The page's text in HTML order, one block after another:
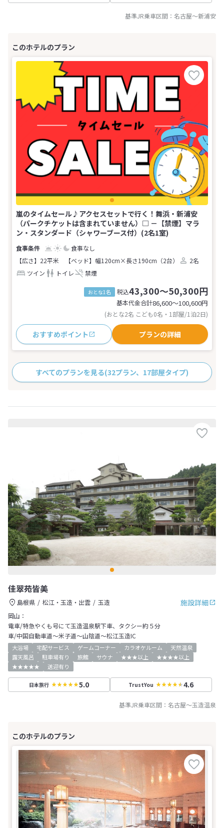
基準JR乗車区間： 名古屋～新浦安
嵐のタイムセール♪アクセスセットで行く！舞浜・新浦安
（パークチケットは含まれていません）□ －【禁煙】マラ
ン・スタンダード（シャワーブース付）(2名1室)
食事なし
【広さ】22平米
【ベッド】幅120cm×長さ190cm（2台）
2名
ツイン
トイレ 禁煙
おとな1名 税込43,300～50,300円
基本代金合計86,600〜100,600円
(おとな2名 こども0名・1部屋/1泊2日)
おすすめポイント プランの詳細
すべてのプランを見る(32プラン、17部屋タイプ)
佳翠苑皆美
施設詳細
島根県 松江・玉造・出雲
玉造
岡山：
電車/特急やくも号にて玉造温泉駅下車、タクシー約５分
車/中国自動車道～米子道～山陰道～松江玉造IC
大浴場 宅配サービス ゲームコーナー カラオケルーム
天然温泉
露天風呂
駐車場有り 旅館 サウナ ★★★以上
★★★★以上
★★★★★
送迎有り
日本旅行 5.0 TrustYou 4.6
基準JR乗車区間： 名古屋～玉造温泉